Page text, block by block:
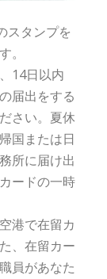
スタンプを
。
14日以内
届出をする
さい。夏休
国または日
所に届け出
ードの一時
港で在留カ
、在留カー
員があなた